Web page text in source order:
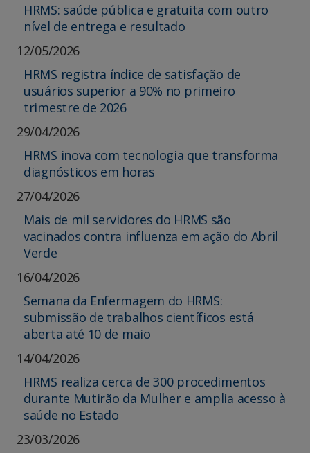
HRMS: saúde pública e gratuita com outro
nível de entrega e resultado
12/05/2026
HRMS registra índice de satisfação de
usuários superior a 90% no primeiro
trimestre de 2026
29/04/2026
HRMS inova com tecnologia que transforma
diagnósticos em horas
27/04/2026
Mais de mil servidores do HRMS são
vacinados contra influenza em ação do Abril
Verde
16/04/2026
Semana da Enfermagem do HRMS:
submissão de trabalhos científicos está
aberta até 10 de maio
14/04/2026
HRMS realiza cerca de 300 procedimentos
durante Mutirão da Mulher e amplia acesso à
saúde no Estado
23/03/2026